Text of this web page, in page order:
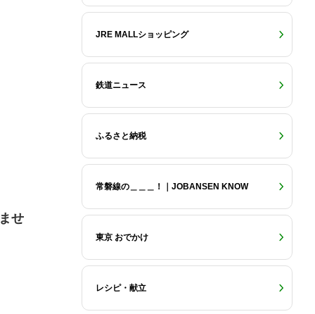
せ
JRE MALLショッピング
鉄道ニュース
ふるさと納税
常磐線の＿＿＿！｜JOBANSEN KNOW
東京 おでかけ
レシピ・献立